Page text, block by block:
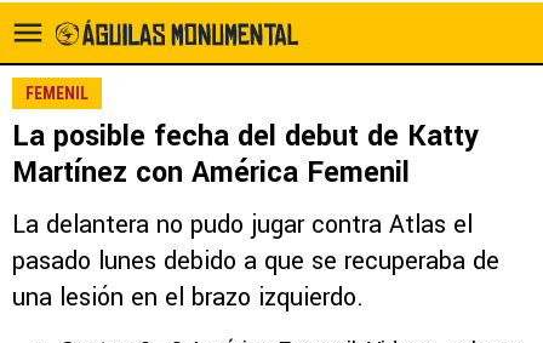
FEMENIL
La posible fecha del debut de Katty
Martínez con América Femenil
La delantera no pudo jugar contra Atlas el
pasado lunes debido a que se recuperaba de
una lesión en el brazo izquierdo.